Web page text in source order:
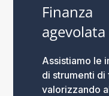
Finanza
agevolata
Assistiamo le
di strumenti di
valorizzando